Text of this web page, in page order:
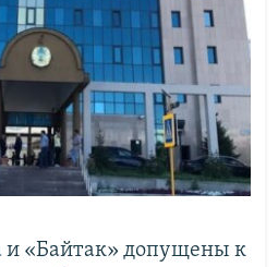
и «Байтак» допущены к